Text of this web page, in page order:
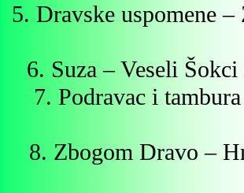
5. Dravske uspomene
6. Suza – Veseli
7. Podravac i
8. Zbogom Dravo –